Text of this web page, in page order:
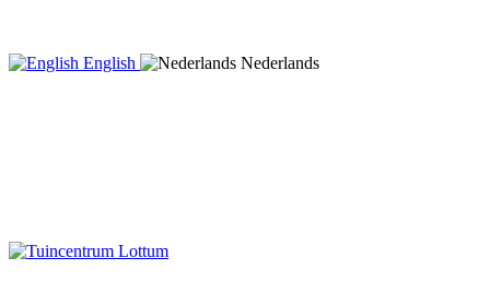
English Nederlands